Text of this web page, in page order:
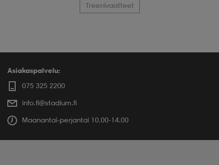
Treenivaatteet
Asiakaspalvelu:
075 325 2200
info.fi@stadium.fi
Maanantai-perjantai 10.00-14.00